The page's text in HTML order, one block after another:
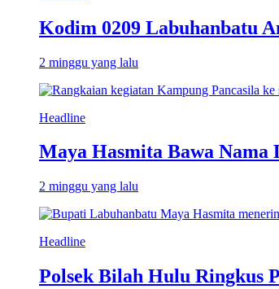
Kodim 0209 Labuhanbatu
2 minggu yang lalu
Headline
Maya Hasmita Bawa
2 minggu yang lalu
Headline
Polsek Bilah Hulu Ringkus